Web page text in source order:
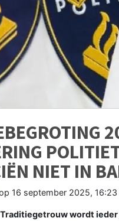
NIET IN
16 september 2025, 16:23
Traditiegetrouw wordt ieder